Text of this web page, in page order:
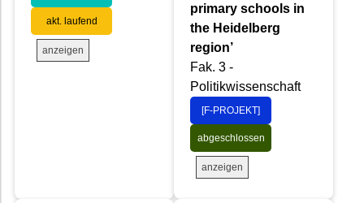
akt. laufend
anzeigen
primary schools in
the Heidelberg
region’
Fak. 3 -
Politikwissenschaft
[F-PROJEKT]
abgeschlossen
anzeigen